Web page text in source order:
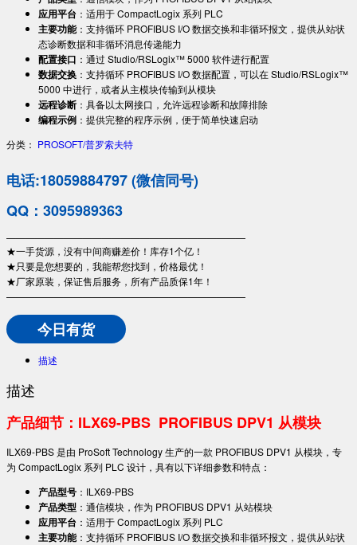
应用平台 ：适用于 CompactLogix 系列 PLC
主要功能：支持循环 PROFIBUS I/O 数据交换和非循环报文，提供从站状
态诊断数据和非循环消息传递能力
配置接口 ：通过 Studio/RSLogix™ 5000 软件进行配置
数据交换 ：支持循环 PROFIBUS I/O 数据配置，可以在 Studio/RSLogix™
5000 中进行，或者从主模块传输到从模块
远程诊断 ：具备以太网接口，允许远程诊断和故障排除
编程示例 ：提供完整的程序示例，便于简单快速启动
分类： PROSOFT/普罗索夫特
电话:18059884797 (微信同号)
QQ：3095989363
—————————————————————————
★一手货源，没有中间商赚差价！库存1个亿！
★只要是您想要的，我能帮您找到，价格最优！
★厂家原装，保证售后服务，所有产品质保1年！
—————————————————————————
今日有货
描述
描述
产品细节：ILX69-PBS PROFIBUS DPV1 从模块
ILX69-PBS 是由 ProSoft Technology 生产的一款 PROFIBUS DPV1 从模块，专
为 CompactLogix 系列 PLC 设计，具有以下详细参数和特点：
产品型号 ：ILX69-PBS
产品类型 ：通信模块，作为 PROFIBUS DPV1 从站模块
应用平台 ：适用于 CompactLogix 系列 PLC
主要功能：支持循环 PROFIBUS I/O 数据交换和非循环报文，提供从站状